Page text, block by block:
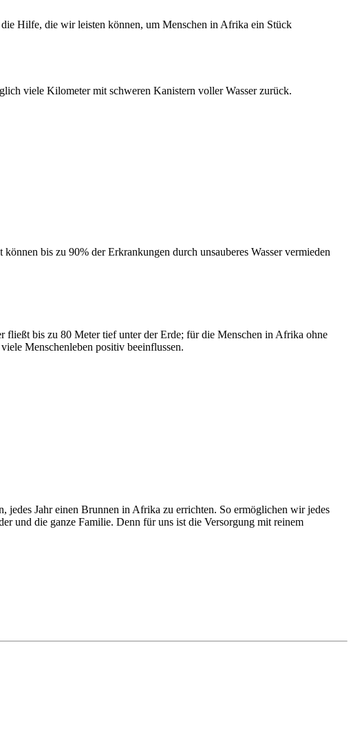
Hilfe, die wir leisten können, um Menschen in Afrika ein Stück
viele Kilometer mit schweren Kanistern voller Wasser zurück.
bis zu 90% der Erkrankungen durch unsauberes Wasser vermieden
fließt bis zu 80 Meter tief unter der Erde; für die Menschen in Afrika ohne
Menschenleben positiv beeinflussen.
jedes Jahr einen Brunnen in Afrika zu errichten. So ermöglichen wir jedes
und die ganze Familie. Denn für uns ist die Versorgung mit reinem